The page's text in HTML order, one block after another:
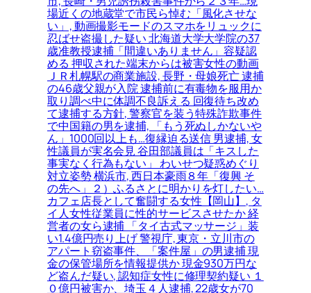
場近くの地蔵堂で市民ら悼む「風化させな
い」, 動画撮影モードのスマホをリュックに
忍ばせ盗撮した疑い 北海道大学大学院の37
歳准教授逮捕「間違いありません」容疑認
める 押収された端末からは被害女性の動画
ＪＲ札幌駅の商業施設, 長野・母娘死亡 逮捕
の46歳父親が入院 逮捕前に有毒物を服用か
取り調べ中に体調不良訴える 回復待ち改め
て逮捕する方針, 警察官を装う特殊詐欺事件
で中国籍の男を逮捕, 「もう死ぬしかないや
ん」1000回以上も…復縁迫る送信 男逮捕, 女
性議員が実名会見 谷田部議員は「キスした
事実なく行為もない」 わいせつ疑惑めぐり
対立姿勢 横浜市, 西日本豪雨８年「復興 そ
の先へ」２）ふるさとに明かりを灯したい…
カフェ店長として奮闘する女性【岡山】, タ
イ人女性従業員に性的サービスさせたか 経
営者の女ら逮捕 「タイ古式マッサージ」装
い1.4億円売り上げ 警視庁, 東京・立川市の
アパート窃盗事件、「案件屋」の男逮捕 現
金の保管場所を情報提供か 現金930万円な
ど盗んだ疑い, 認知症女性に修理契約疑い １
０億円被害か、埼玉４人逮捕, 22歳女が70